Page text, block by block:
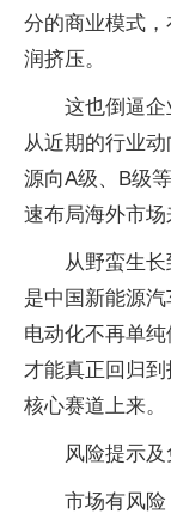
分的商业模式
润挤压。
这也倒逼企
从近期的行业
源向A级、B级
速布局海外市场
从野蛮生
是中国新能源
电动化不再单
才能真正回归
核心赛道上来。
风险提示
市场有风